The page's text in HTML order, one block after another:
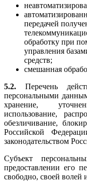
передачей
обработку при
управления
средств;
смешанная
5.2. Перечень
персональными
хранение,
использование,
обезличивание,
Российской
законодательством
Субъект
предоставлении его
свободно, своей волей